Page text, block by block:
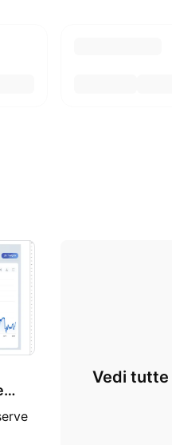
Vedi tutte